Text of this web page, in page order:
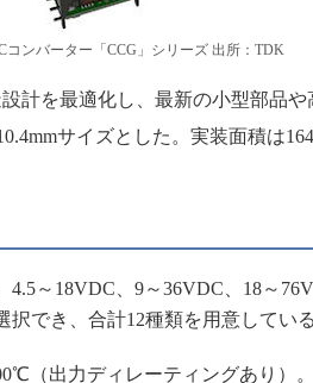
格を知る【Thread
を知る【Z-Wave
コンバーター「CCG」シリーズ 出所：TDK
計を最適化し、最新の小型部品や
サイズとした。実装面積は
～18VDC、9～36VDC、18～
でき、合計12種類を用意している
（出力ディレーティングあり）